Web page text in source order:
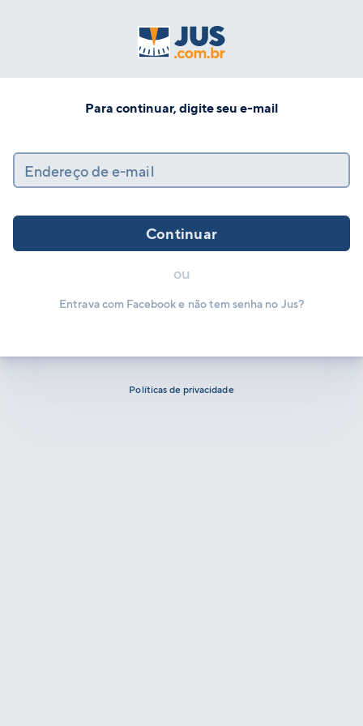
Para continuar, digite seu e-mail
Endereço de e-mail
Continuar
ou
Entrava com Facebook e não tem senha no Jus?
Políticas de privacidade